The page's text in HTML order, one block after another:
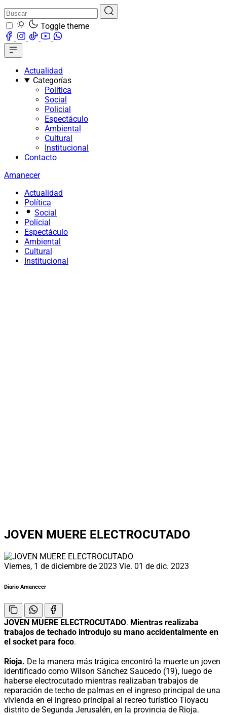
Toggle theme
Actualidad
Categorías
Política
Social
Policial
Espectáculo
Ambiental
Cultural
Institucional
Contacto
Amanecer
Actualidad
Política
Social
Policial
Espectáculo
Ambiental
Cultural
Institucional
JOVEN MUERE ELECTROCUTADO
Viernes, 1 de diciembre de 2023 Vie. 01 de dic. 2023
Diario Amanecer
JOVEN MUERE ELECTROCUTADO. Mientras realizaba
trabajos de techado introdujo su mano accidentalmente en
el socket para foco.
Rioja. De la manera más trágica encontró la muerte un joven
identificado como Wilson Sánchez Saucedo (19), luego de
haberse electrocutado mientras realizaban trabajos de
reparación de techo de palmas en el ingreso principal de una
vivienda en el ingreso principal al recreo turístico Tioyacu
distrito de Segunda Jerusalén, en la provincia de Rioja.